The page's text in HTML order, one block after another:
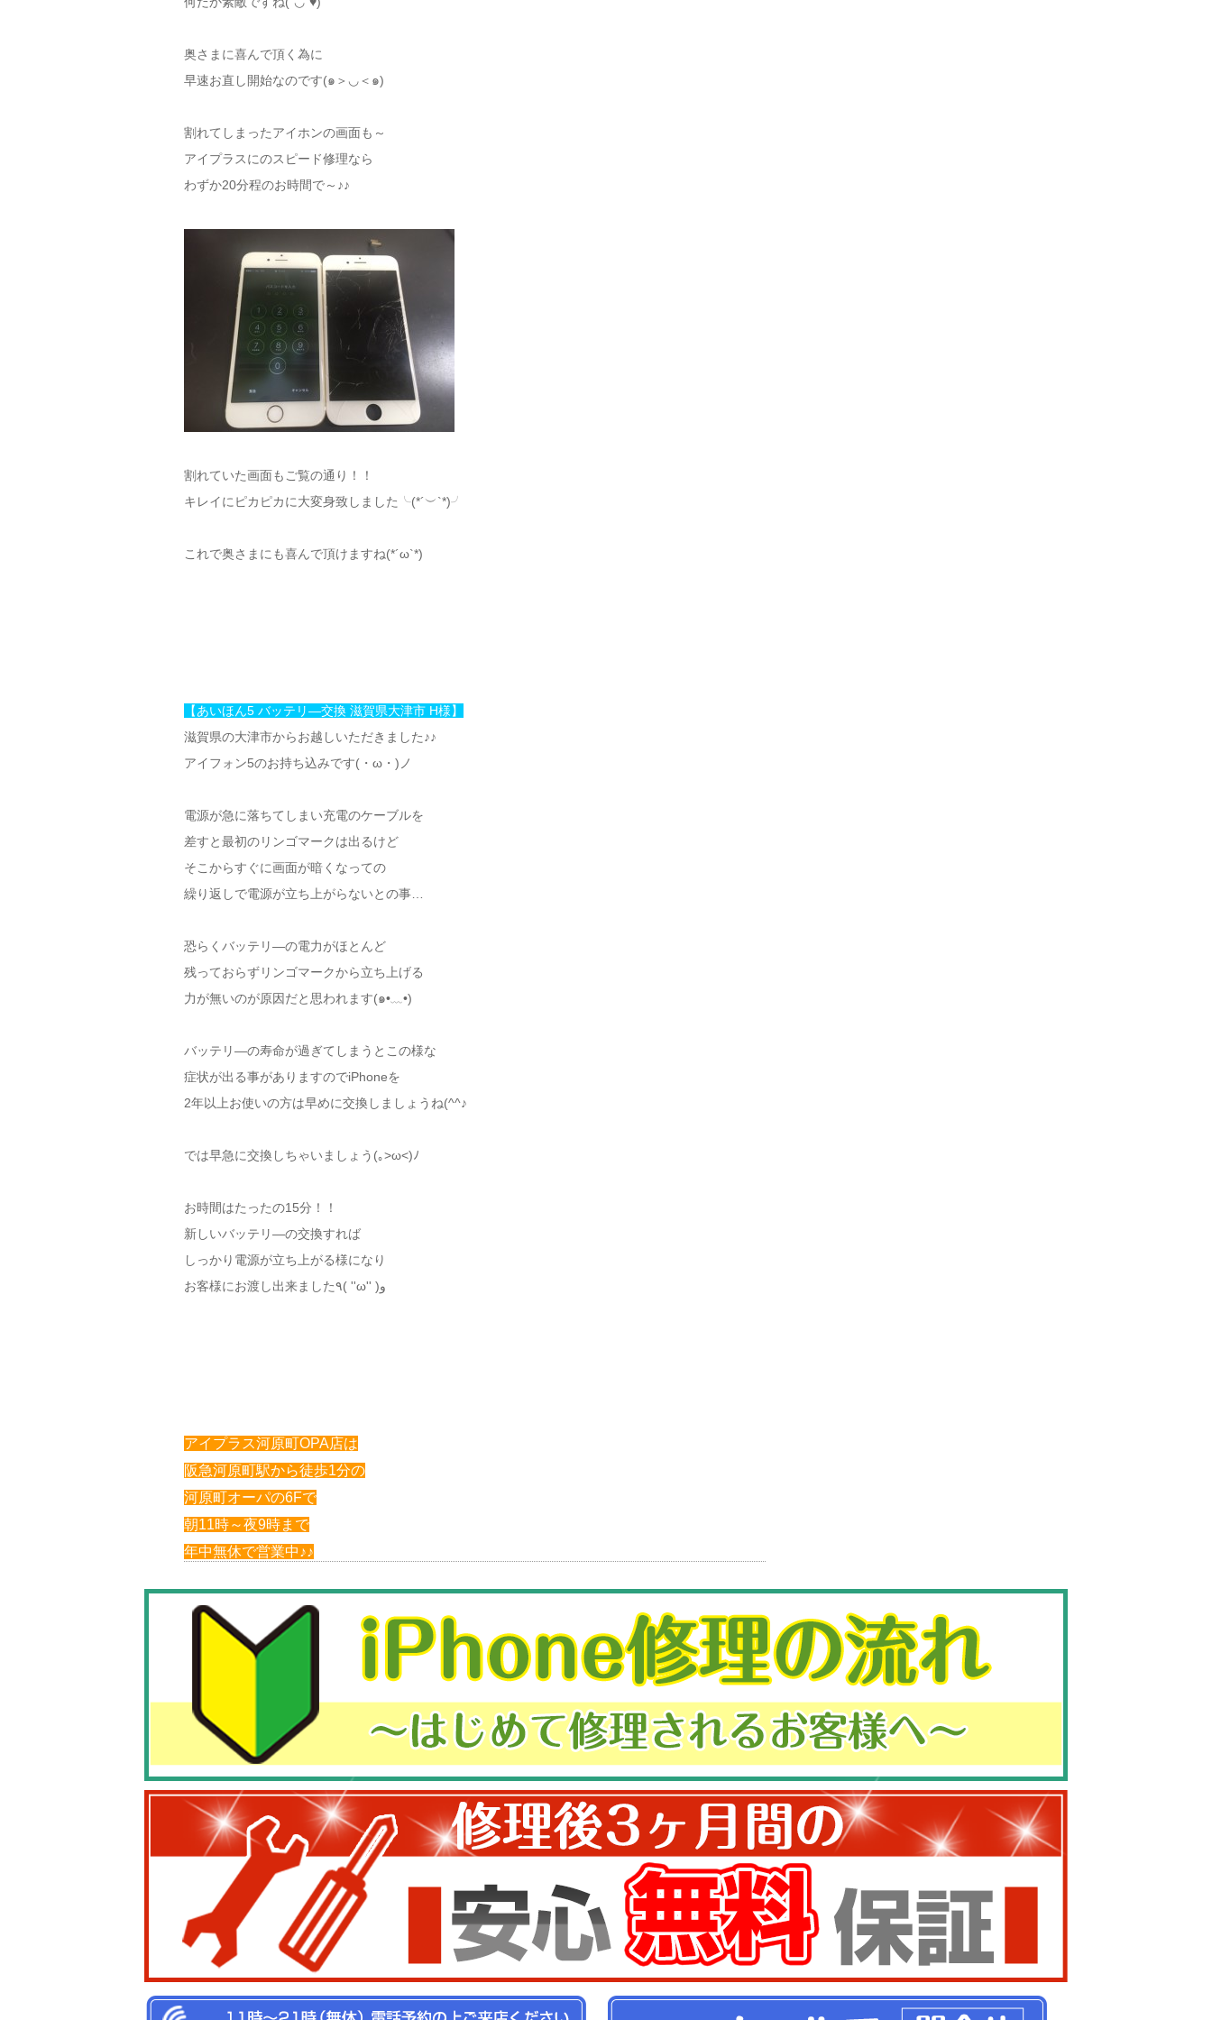
奥さまに喜んで頂く為に
早速お直し開始なのです(๑＞◡＜๑)
割れてしまったアイホンの画面も～
アイプラスにのスピード修理なら
わずか20分程のお時間で～♪♪
割れていた画面もご覧の通り！！
キレイにピカピカに大変身致しました╰(*´︶`*)╯
これで奥さまにも喜んで頂けますね(*´ω`*)
【あいほん5 バッテリ―交換 滋賀県大津市 H様】
滋賀県の大津市からお越しいただきました♪♪
アイフォン5のお持ち込みです(・ω・)ノ
電源が急に落ちてしまい充電のケーブルを
差すと最初のリンゴマークは出るけど
そこからすぐに画面が暗くなっての
繰り返しで電源が立ち上がらないとの事…
恐らくバッテリ―の電力がほとんど
残っておらずリンゴマークから立ち上げる
力が無いのが原因だと思われます(๑•﹏•)
バッテリ―の寿命が過ぎてしまうとこの様な
症状が出る事がありますのでiPhoneを
2年以上お使いの方は早めに交換しましょうね(^^♪
では早急に交換しちゃいましょう(｡>ω<)ﾉ
お時間はたったの15分！！
新しいバッテリ―の交換すれば
しっかり電源が立ち上がる様になり
お客様にお渡し出来ました٩( ''ω'' )و
アイプラス河原町OPA店は
阪急河原町駅から徒歩1分の
河原町オーパの6Fで
朝11時～夜9時まで
年中無休で営業中♪♪